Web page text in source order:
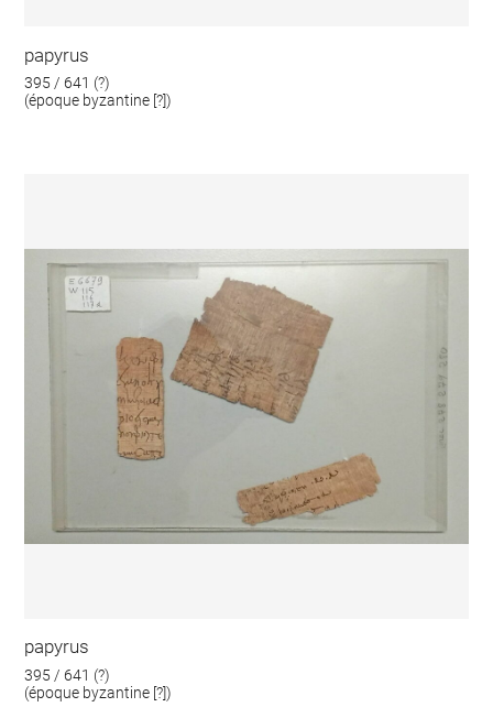
papyrus
395 / 641 (?)
(époque byzantine [?])
papyrus
395 / 641 (?)
(époque byzantine [?])